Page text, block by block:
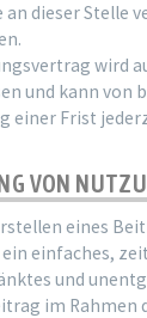
an dieser Stelle
wird
und kann von
einer Frist
VON
eines
einfaches,
und
im Rahmen